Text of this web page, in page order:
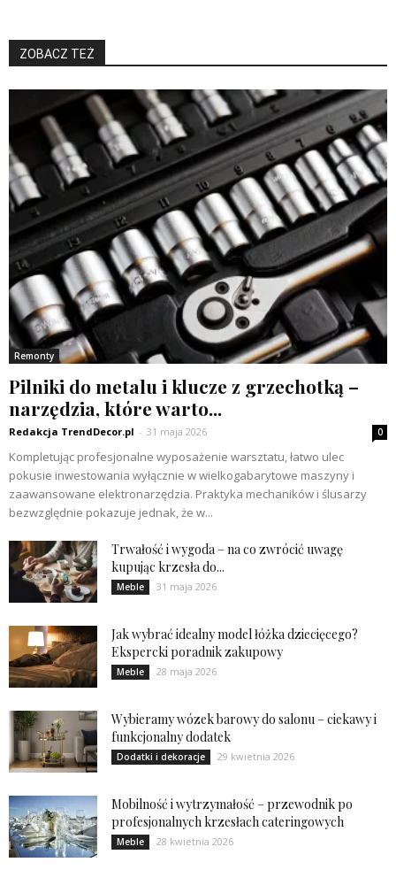
ZOBACZ TEŻ
Remonty
Pilniki do metalu i klucze z grzechotką –
narzędzia, które warto...
Redakcja TrendDecor.pl - 31 maja 2026 0
Kompletując profesjonalne wyposażenie warsztatu, łatwo ulec
pokusie inwestowania wyłącznie w wielkogabarytowe maszyny i
zaawansowane elektronarzędzia. Praktyka mechaników i ślusarzy
bezwzględnie pokazuje jednak, że w...
Trwałość i wygoda – na co zwrócić uwagę
kupując krzesła do...
Meble 31 maja 2026
Jak wybrać idealny model łóżka dziecięcego?
Ekspercki poradnik zakupowy
Meble 28 maja 2026
Wybieramy wózek barowy do salonu – ciekawy i
funkcjonalny dodatek
Dodatki i dekoracje 29 kwietnia 2026
Mobilność i wytrzymałość – przewodnik po
profesjonalnych krzesłach cateringowych
Meble 28 kwietnia 2026